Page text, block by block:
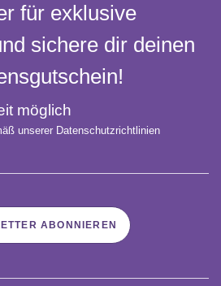
für exklusive
sichere dir deinen
möglich
unserer Datenschutzrichtlinien
ABONNIEREN